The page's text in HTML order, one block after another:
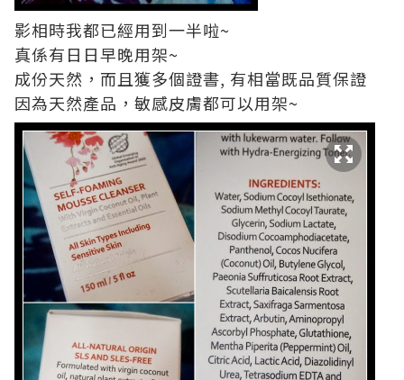
影相時我都已經用到一半啦~
真係有日日早晚用架~
成份天然，而且獲多個證書, 有相當既品質保證
因為天然產品，敏感皮膚都可以用架~